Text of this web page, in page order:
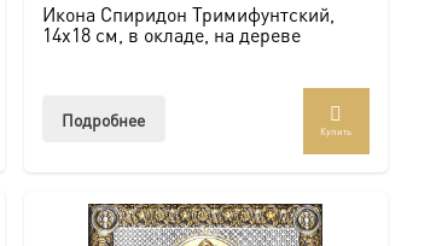
Икона Спиридон Тримифунтский,
14х18 см, в окладе, на дереве
Подробнее
Купить